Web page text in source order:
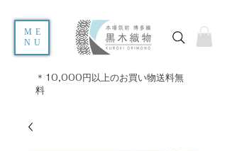
ME
NU
＊10,000円以上のお買い物送料無
料